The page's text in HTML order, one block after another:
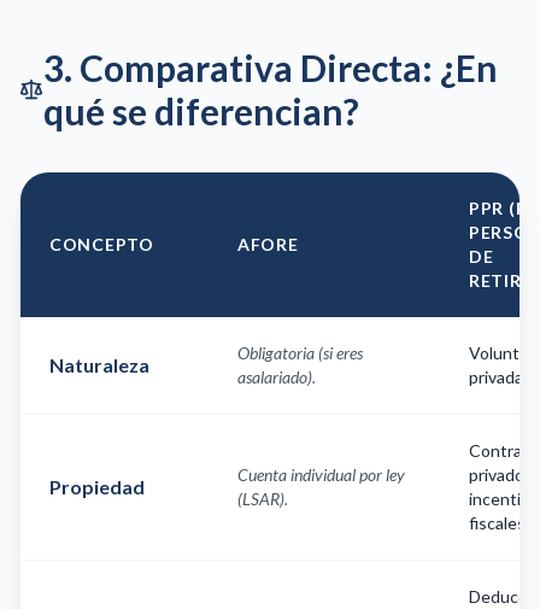
3. Comparativa Directa: ¿En
qué se diferencian?
CONCEPTO AFORE
PPR
DE
Naturaleza
Obligatoria (si eres
asalariado).
privada.
Propiedad
Cuenta individual por ley
(LSAR).
Contrato
privado
fiscales.